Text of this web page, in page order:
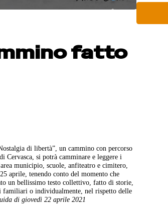
fatto
di libertà”, un cammino con percorso
si potrà camminare e leggere i
municipio, scuole, anfiteatro e cimitero,
aprile, tenendo conto del momento che
un bellissimo testo collettivo, fatto di storie,
familiari o individualmente, nel rispetto delle
di giovedì 22 aprile 2021